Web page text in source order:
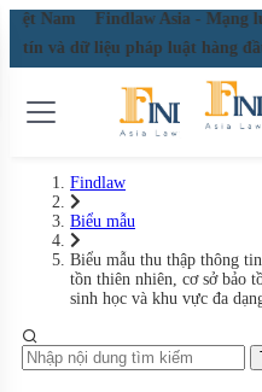
Nam
Findlaw Asia - Mạng
tín và dữ liệu pháp luật hàng
Findlaw
Biểu mẫu
Biểu mẫu thu thập thông
tồn thiên nhiên, cơ sở bảo
sinh học và khu vực đa